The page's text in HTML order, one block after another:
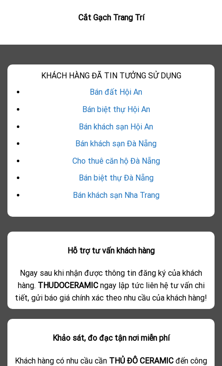
Cắt Gạch Trang Trí
KHÁCH HÀNG ĐÃ TIN TƯỞNG SỬ DỤNG
Bán đất Hội An
Bán biệt thự Hội An
Bán khách sạn Hội An
Bán khách sạn Đà Nẵng
Cho thuê căn hộ Đà Nẵng
Bán biệt thự Đà Nẵng
Bán khách sạn Nha Trang
Hỗ trợ tư vấn khách hàng
Ngay sau khi nhận được thông tin đăng ký của khách
hàng. THUDOCERAMICngay lập tức liên hệ tư vấn chi
tiết, gửi báo giá chính xác theo nhu cầu của khách hàng!
Khảo sát, đo đạc tận nơi miễn phí
Khách hàng có nhu cầu cần THỦ ĐÔ CERAMIC đến công